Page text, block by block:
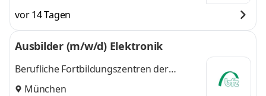
vor 14 Tagen
Ausbilder (m/w/d) Elek­tronik
Berufliche Fortbildungszentren der
Bayerischen Wirtschaft (bfz) gGmbH
München